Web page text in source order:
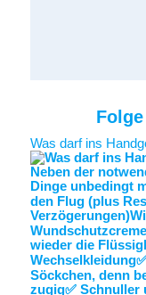
Was darf ins